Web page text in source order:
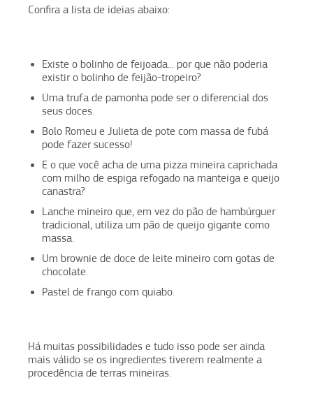
Confira a lista de ideias abaixo:
Existe o bolinho de feijoada... por que não poderia
existir o bolinho de feijão-tropeiro?
Uma trufa de pamonha pode ser o diferencial dos
seus doces.
Bolo Romeu e Julieta de pote com massa de fubá
pode fazer sucesso!
E o que você acha de uma pizza mineira caprichada
com milho de espiga refogado na manteiga e queijo
canastra?
Lanche mineiro que, em vez do pão de hambúrguer
tradicional, utiliza um pão de queijo gigante como
massa.
Um brownie de doce de leite mineiro com gotas de
chocolate.
Pastel de frango com quiabo.
Há muitas possibilidades e tudo isso pode ser ainda
mais válido se os ingredientes tiverem realmente a
procedência de terras mineiras.